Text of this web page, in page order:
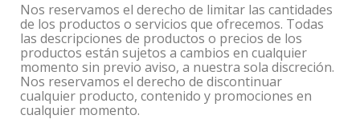
Nos reservamos el derecho de limitar las cantidades
de los productos o servicios que ofrecemos. Todas
las descripciones de productos o precios de los
productos están sujetos a cambios en cualquier
momento sin previo aviso, a nuestra sola discreción.
Nos reservamos el derecho de discontinuar
cualquier producto, contenido y promociones en
cualquier momento.